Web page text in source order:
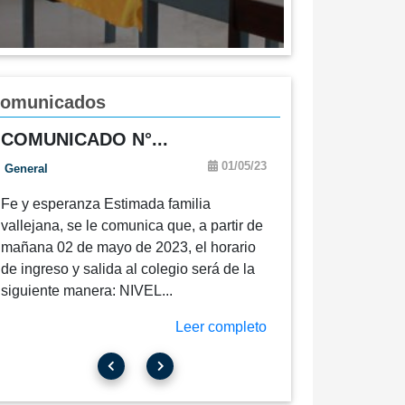
COMUNICADO N°...
General 01/05/23
Fe y esperanza Estimada familia
vallejana, se le comunica que, a partir de
mañana 02 de mayo de 2023, el horario
de ingreso y salida al colegio será de la
siguiente manera: NIVEL...
Leer completo